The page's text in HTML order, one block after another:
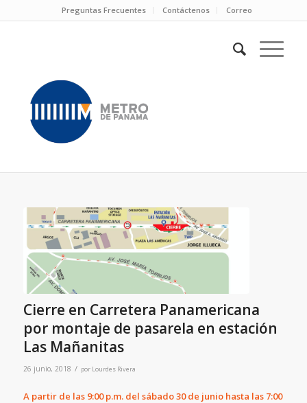
Preguntas Frecuentes Contáctenos Correo
Cierre en Carretera Panamericana
por montaje de pasarela en estación
Las Mañanitas
26 junio, 2018 / por Lourdes Rivera
A partir de las 9:00 p.m. del sábado 30 de junio hasta las 7:00